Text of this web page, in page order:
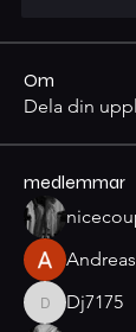
Om
Dela din
medlemmar
Andreas
Dj7175Dj7175